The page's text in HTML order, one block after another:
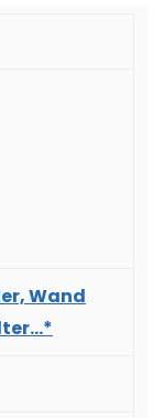
Wand